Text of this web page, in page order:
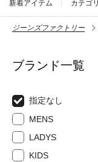
新着アイテム カテゴリ
ジーンズファクトリー
ブランド一覧
指定なし
MENS
LADYS
KIDS